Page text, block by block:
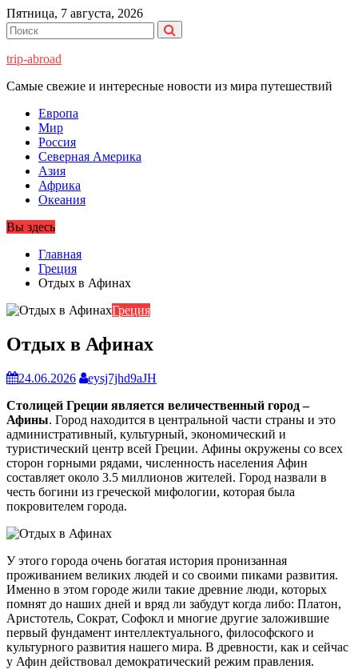
Перейти
к
содержимому
Пятница, 7 августа, 2026
trip-abroad
Самые свежие и интересные новости из мира путешествий
Европа
Мир
Россия
Северная Америка
Азия
Африка
Океания
Вы здесь
Главная
Греция
Отдых в Афинах
Греция
Отдых в Афинах
24.06.2026
eysj7jhd9aJH
Столицей Греции является величественный город –
Афины. Город находится в центральной части страны и это
административный, культурный, экономический и
туристический центр всей Греции. Афины окружены со всех
сторон горными рядами, численность населения Афин
составляет около 3.5 миллионов жителей. Город назвали в
честь богини из греческой мифологии, которая была
покровителем города.
У этого города очень богатая история пронизанная
проживанием великих людей и со своими пиками развития.
Именно в этом городе жили такие древние люди, которых
помнят до наших дней и вряд ли забудут когда либо: Платон,
Аристотель, Сократ, Софокл и многие другие заложившие
первый фундамент интеллектуального, философского и
культурного развития нашего мира. В древности, как и сейчас
у Афин действовал демократический режим правления.